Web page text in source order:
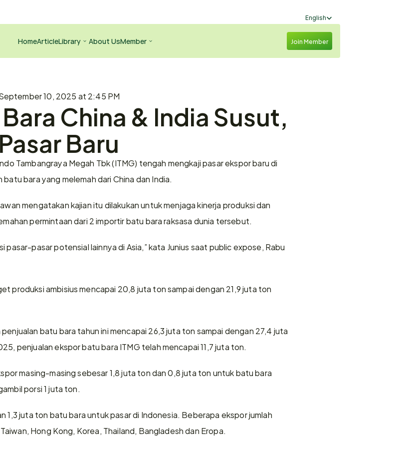
Select Language
English
HomeArticleLibrary About UsMember Join Member
10, 2025 at 2:45 PM
China & India Susut,
Baru
Tambangraya Megah Tbk (ITMG) tengah mengkaji pasar ekspor baru di
bara yang melemah dari China dan India.
mengatakan kajian itu dilakukan untuk menjaga kinerja produksi dan
permintaan dari 2 importir batu bara raksasa dunia tersebut.
pasar-pasar potensial lainnya di Asia,” kata Junius saat public expose, Rabu
produksi ambisius mencapai 20,8 juta ton sampai dengan 21,9 juta ton
batu bara tahun ini mencapai 26,3 juta ton sampai dengan 27,4 juta
penjualan ekspor batu bara ITMG telah mencapai 11,7 juta ton.
masing-masing sebesar 1,8 juta ton dan 0,8 juta ton untuk batu bara
porsi 1 juta ton.
1,3 juta ton batu bara untuk pasar di Indonesia. Beberapa ekspor jumlah
Hong Kong, Korea, Thailand, Bangladesh dan Eropa.